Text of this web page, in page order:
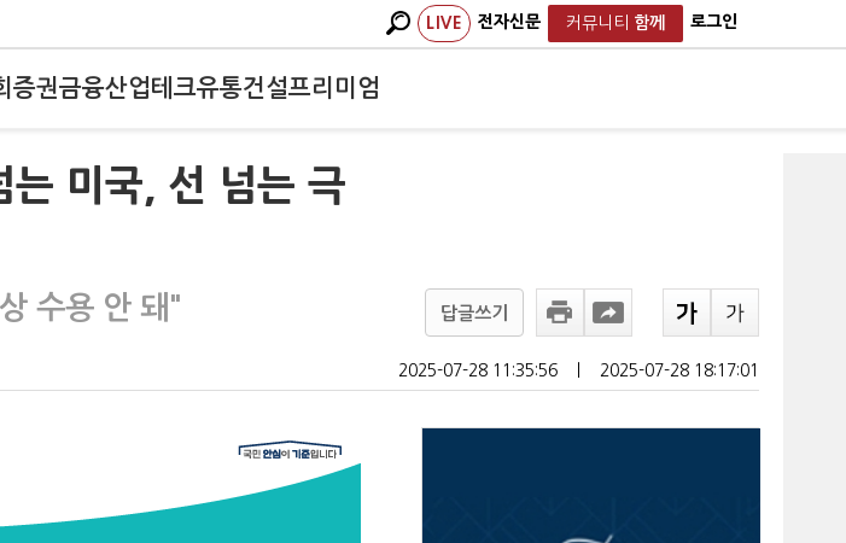
LIVE 전자신문 커뮤니티 함께 로그인
증권금융산업테크유통건설프리미엄
는 미국, 선 넘는 극
수용 안 돼" 답글쓰기
2025-07-28 11:35:56 2025-07-28 18:17:01